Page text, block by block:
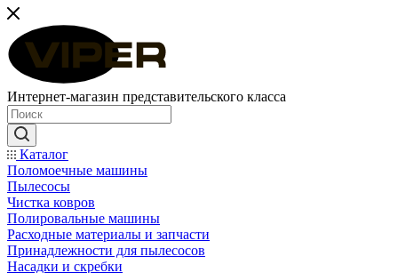
Интернет-магазин представительского класса
Каталог
Поломоечные машины
Пылесосы
Чистка ковров
Полировальные машины
Расходные материалы и запчасти
Принадлежности для пылесосов
Насадки и скребки